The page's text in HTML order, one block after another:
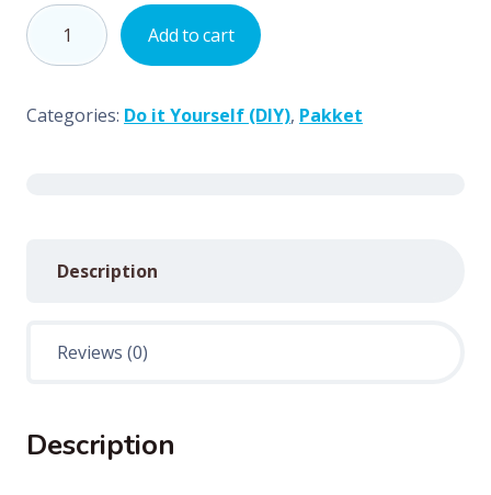
Starterkit
bonbons
quantity
Add to cart
Categories: Do it Yourself (DIY), Pakket
Description
Reviews (0)
Description